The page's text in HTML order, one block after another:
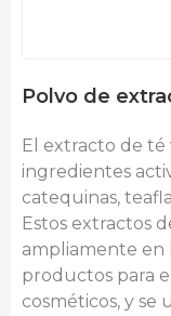
Polvo de
El extracto de té
ingredientes
catequinas,
Estos extractos
ampliamente en
productos para
cosméticos, y se